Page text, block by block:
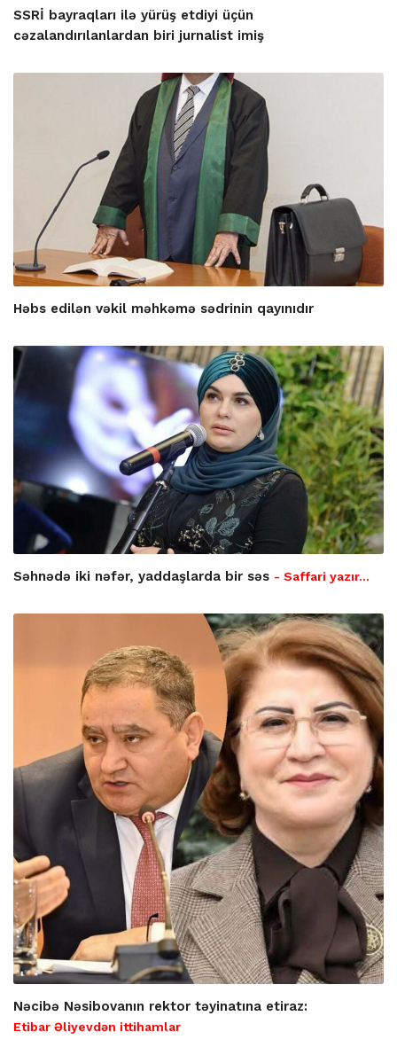
SSRİ bayraqları ilə yürüş etdiyi üçün
cəzalandırılanlardan biri jurnalist imiş
Həbs edilən vəkil məhkəmə sədrinin qayınıdır
Səhnədə iki nəfər, yaddaşlarda bir səs - Saffari yazır…
Nəcibə Nəsibovanın rektor təyinatına etiraz:
Etibar Əliyevdən ittihamlar